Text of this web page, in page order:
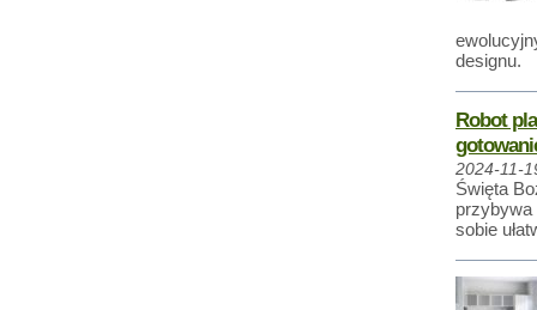
designu.
Robot
2024-11-
Święta
przybywa
sobie